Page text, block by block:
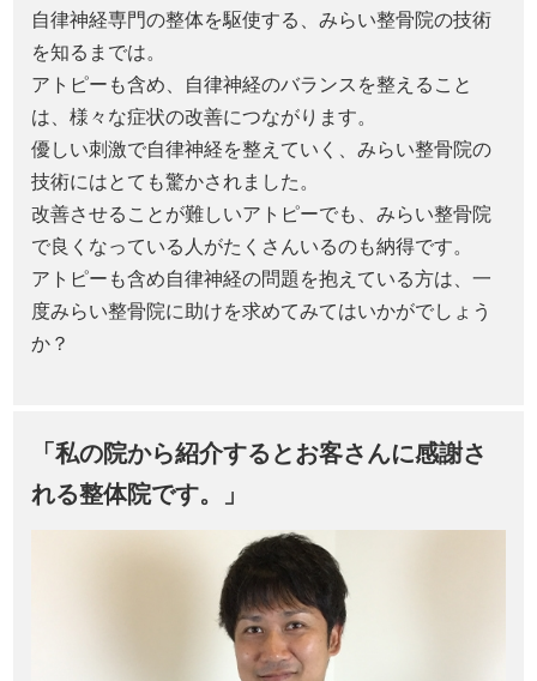
自律神経専門の整体を駆使する、みらい整骨院の技術
を知るまでは。
アトピーも含め、自律神経のバランスを整えること
は、様々な症状の改善につながります。
優しい刺激で自律神経を整えていく、みらい整骨院の
技術にはとても驚かされました。
改善させることが難しいアトピーでも、みらい整骨院
で良くなっている人がたくさんいるのも納得です。
アトピーも含め自律神経の問題を抱えている方は、一
度みらい整骨院に助けを求めてみてはいかがでしょう
か？
「私の院から紹介するとお客さんに感謝さ
れる整体院です。」